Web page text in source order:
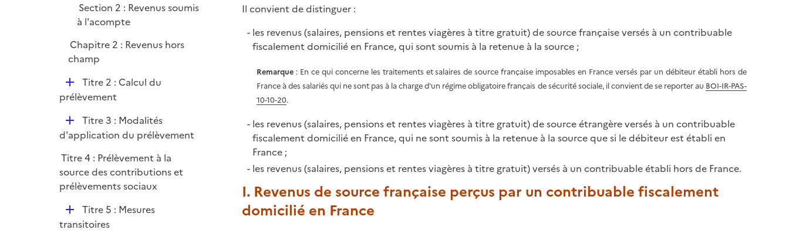
Section 2 : Revenus soumis
à l'acompte
Chapitre 2 : Revenus hors
champ
D
é
i
r
Titre 2 : Calcul du
prélèvement
D
é
l
i
e
Titre 3 : Modalités
d'application du prélèvement
Titre 4 : Prélèvement à la
source des contributions et
prélèvements sociaux
D
é
Titre 5 : Mesures
transitoires
Il convient de distinguer :
les revenus (salaires, pensions et rentes viagères à titre gratuit) de source française versés à un contribuable
fiscalement domicilié en France, qui sont soumis à la retenue à la source ;
Remarque: En ce qui concerne les traitements et salaires de source française imposables en France versés par un débiteur établi hors de
France à des salariés qui ne sont pas à la charge d'un régime obligatoire français de sécurité sociale, il convient de se reporter au BOI-IR-PAS-
10-10-20.
les revenus (salaires, pensions et rentes viagères à titre gratuit) de source étrangère versés à un contribuable
fiscalement domicilié en France, qui ne sont soumis à la retenue à la source que si le débiteur est établi en
France ;
les revenus (salaires, pensions et rentes viagères à titre gratuit) versés à un contribuable établi hors de France.
I. Revenus de source française perçus par un contribuable fiscalement
domicilié en France